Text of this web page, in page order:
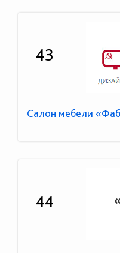
43
Салон мебели
44